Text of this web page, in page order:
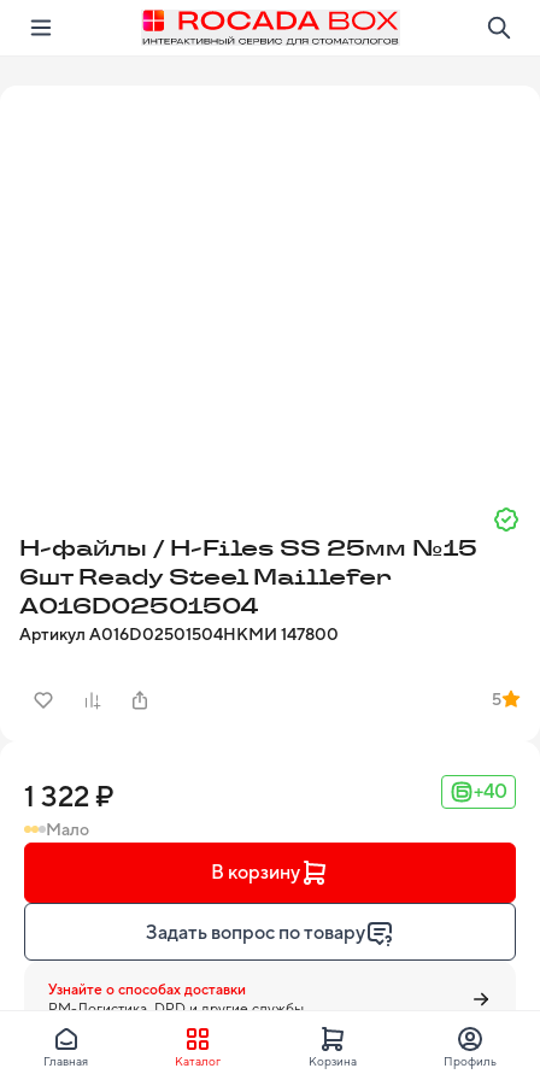
Открыть в приложении!
Н-файлы / H-Files SS 25мм №15
6шт Ready Steel Maillefer
A016D02501504
Артикул A016D02501504НКМИ 147800
5
1 322 ₽ +40
Мало
В корзину
Задать вопрос по товару
Узнайте о способах доставки
PM-Логистика, DPD и другие службы
Главная Каталог Корзина Профиль